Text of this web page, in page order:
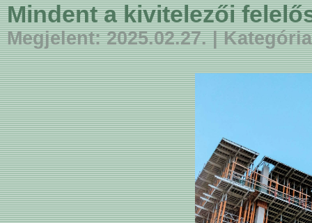
Mindent a kivitelezői
Megjelent: 2025.02.27. |